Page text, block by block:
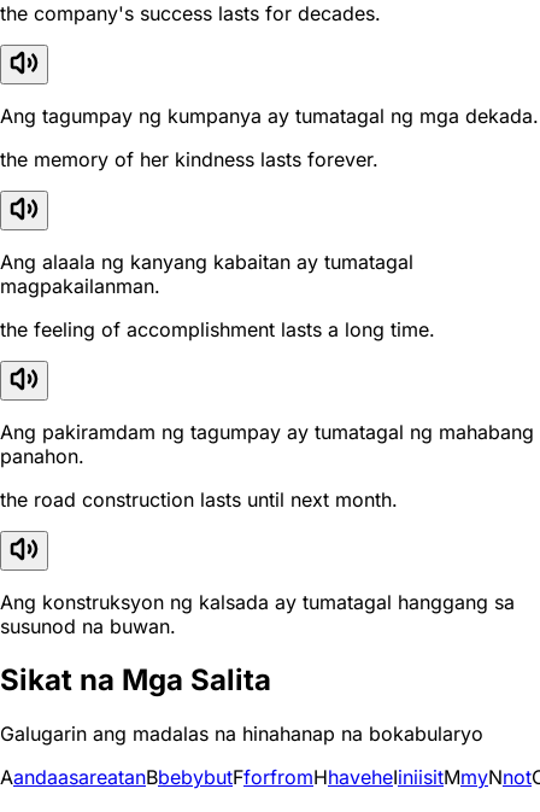
the company's success lasts for decades.
Ang tagumpay ng kumpanya ay tumatagal ng mga dekada.
the memory of her kindness lasts forever.
Ang alaala ng kanyang kabaitan ay tumatagal
magpakailanman.
the feeling of accomplishment lasts a long time.
Ang pakiramdam ng tagumpay ay tumatagal ng mahabang
panahon.
the road construction lasts until next month.
Ang konstruksyon ng kalsada ay tumatagal hanggang sa
susunod na buwan.
Sikat na Mga Salita
Galugarin ang madalas na hinahanap na bokabularyo
AandaasareatanBbebybutFforfromHhaveheIiniisitMmyNnot